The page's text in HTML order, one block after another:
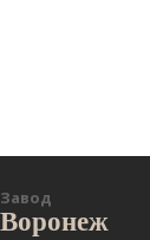
Завод
Воронеж